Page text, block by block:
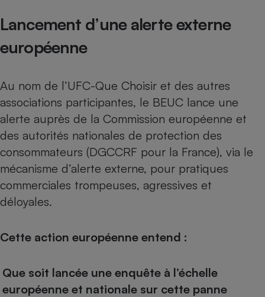
Lancement d’une alerte externe
européenne
Au nom de l’UFC-Que Choisir et des autres
associations participantes, le BEUC lance une
alerte auprès de la Commission européenne et
des autorités nationales de protection des
consommateurs (DGCCRF pour la France), via le
mécanisme d’alerte externe, pour pratiques
commerciales trompeuses, agressives et
déloyales.
Cette action européenne entend :
Que soit lancée une enquête à l’échelle
européenne et nationale sur cette panne
Cafetière à expressos